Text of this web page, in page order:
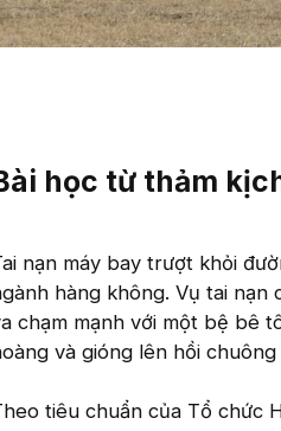
học từ thảm
nạn máy bay trượt khỏi
hàng không. Vụ tai
chạm mạnh với một bệ bê
và gióng lên hồi
tiêu chuẩn của Tổ chức